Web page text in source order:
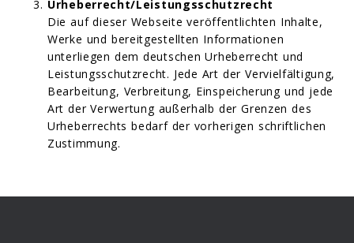
Urheberrecht/Leistungsschutzrecht
Die auf dieser Webseite veröffentlichten Inhalte,
Werke und bereitgestellten Informationen
unterliegen dem deutschen Urheberrecht und
Leistungsschutzrecht. Jede Art der Vervielfältigung,
Bearbeitung, Verbreitung, Einspeicherung und jede
Art der Verwertung außerhalb der Grenzen des
Urheberrechts bedarf der vorherigen schriftlichen
Zustimmung.